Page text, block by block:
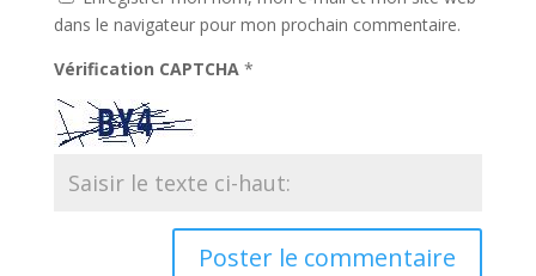
dans le navigateur pour mon prochain commentaire.
Vérification CAPTCHA *